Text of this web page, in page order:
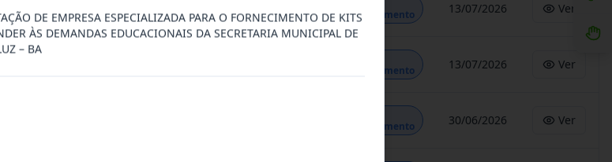
E EVENTUAL CONTRATAÇÃO DE EMP
Andamento
13/07/2026 Ver
Andamento
13/07/2026 Ver
DE EMPRESA PARA LOCAÇÃO
Andamento
30/06/2026 Ver
DE EMPRESA ESPECIALIZADA PARA O FORNECIMENTO DE KITS
ÀS DEMANDAS EDUCACIONAIS DA SECRETARIA MUNICIPAL DE
– BA